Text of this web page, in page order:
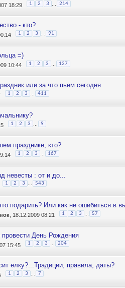
18:29 1 2 3 214
- кто?
1 2 3 91
=)
10:44 1 2 3 127
или за что пьем сегодня
1 2 3 411
1 2 3 9
празднике, кто?
1 2 3 167
невесты : от и до...
1 2 3 ... 543
подарить? Или как не ошибиться в
, 18.12.2009 08:21 1 2 3 57
провести День Рождения
15:45 1 2 3 ... 204
елку?...Традиции, правила, даты?
1 2 3 7